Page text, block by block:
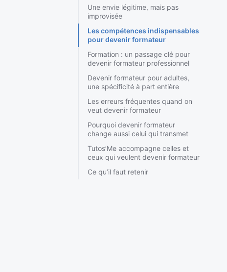
Une envie légitime, mais pas
improvisée
Les compétences indispensables
pour devenir formateur
Formation : un passage clé pour
devenir formateur professionnel
Devenir formateur pour adultes,
une spécificité à part entière
Les erreurs fréquentes quand on
veut devenir formateur
Pourquoi devenir formateur
change aussi celui qui transmet
Tutos’Me accompagne celles et
ceux qui veulent devenir formateur
Ce qu’il faut retenir